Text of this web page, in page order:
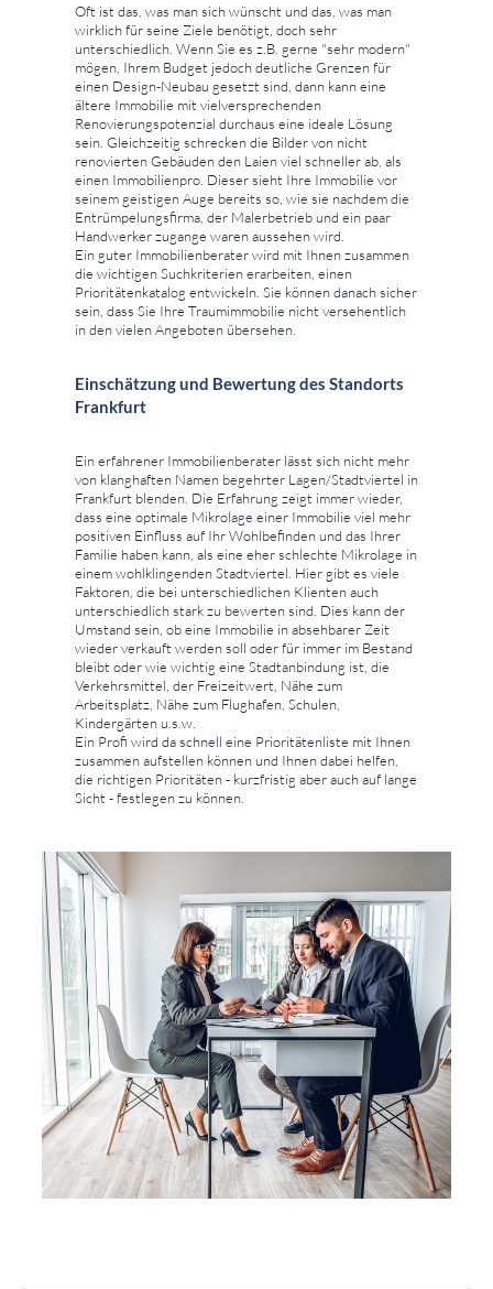
Oft ist das, was man sich wünscht und das, was man
wirklich für seine Ziele benötigt, doch sehr
unterschiedlich. Wenn Sie es z.B. gerne "sehr modern"
mögen, Ihrem Budget jedoch deutliche Grenzen für
einen Design-Neubau gesetzt sind, dann kann eine
ältere Immobilie mit vielversprechenden
Renovierungspotenzial durchaus eine ideale Lösung
sein. Gleichzeitig schrecken die Bilder von nicht
renovierten Gebäuden den Laien viel schneller ab, als
einen Immobilienpro. Dieser sieht Ihre Immobilie vor
seinem geistigen Auge bereits so, wie sie nachdem die
Entrümpelungsfirma, der Malerbetrieb und ein paar
Handwerker zugange waren aussehen wird.
Ein guter Immobilienberater wird mit Ihnen zusammen
die wichtigen Suchkriterien erarbeiten, einen
Prioritätenkatalog entwickeln. Sie können danach sicher
sein, dass Sie Ihre Traumimmobilie nicht versehentlich
in den vielen Angeboten übersehen.
Einschätzung und Bewertung des Standorts
Frankfurt
Ein erfahrener Immobilienberater lässt sich nicht mehr
von klanghaften Namen begehrter Lagen/Stadtviertel in
Frankfurt blenden. Die Erfahrung zeigt immer wieder,
dass eine optimale Mikrolage einer Immobilie viel mehr
positiven Einfluss auf Ihr Wohlbefinden und das Ihrer
Familie haben kann, als eine eher schlechte Mikrolage in
einem wohlklingenden Stadtviertel. Hier gibt es viele
Faktoren, die bei unterschiedlichen Klienten auch
unterschiedlich stark zu bewerten sind. Dies kann der
Umstand sein, ob eine Immobilie in absehbarer Zeit
wieder verkauft werden soll oder für immer im Bestand
bleibt oder wie wichtig eine Stadtanbindung ist, die
Verkehrsmittel, der Freizeitwert, Nähe zum
Arbeitsplatz, Nähe zum Flughafen, Schulen,
Kindergärten u.s.w.
Ein Profi wird da schnell eine Prioritätenliste mit Ihnen
zusammen aufstellen können und Ihnen dabei helfen,
die richtigen Prioritäten - kurzfristig aber auch auf lange
Sicht - festlegen zu können.